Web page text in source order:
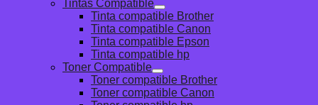
Tintas Compatible
Tinta compatible Brother
Tinta compatible Canon
Tinta compatible Epson
Tinta compatible hp
Toner Compatible
Toner compatible Brother
Toner compatible Canon